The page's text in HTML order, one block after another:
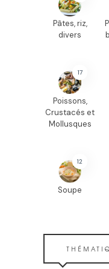
Pâtes, riz,
divers
17
Poissons,
Crustacés et
Mollusques
12
Soupe